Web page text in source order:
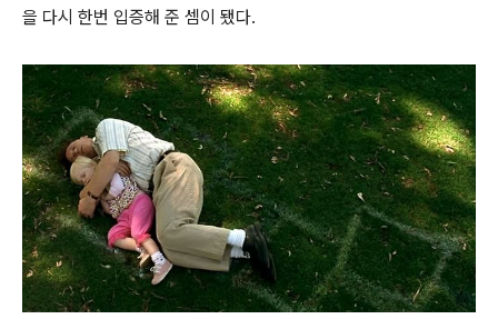
을 다시 한번 입증해 준 셈이 됐다.